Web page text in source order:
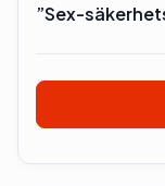
”Sex-